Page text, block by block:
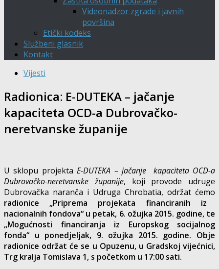
Videonadzor zgrade i javnih
površina
Etički kodeks
Službeni glasnik
Kontakt
Vijesti
Radionica: E-DUTEKA – jačanje
kapaciteta OCD-a Dubrovačko-
neretvanske županije
U sklopu projektaE-DUTEKA – jačanje kapaciteta OCD-a
Dubrovačko-neretvanske županije, koji provode udruge
Dubrovačka naranča i Udruga Chrobatia, održat ćemo
radionice „Priprema projekata financiranih iz
nacionalnih fondova“ u petak, 6. ožujka 2015. godine, te
„Mogućnosti financiranja iz Europskog socijalnog
fonda“ u ponedjeljak, 9. ožujka 2015. godine. Obje
radionice održat će se u Opuzenu, u Gradskoj vijećnici,
Trg kralja Tomislava 1, s početkom u 17:00 sati.